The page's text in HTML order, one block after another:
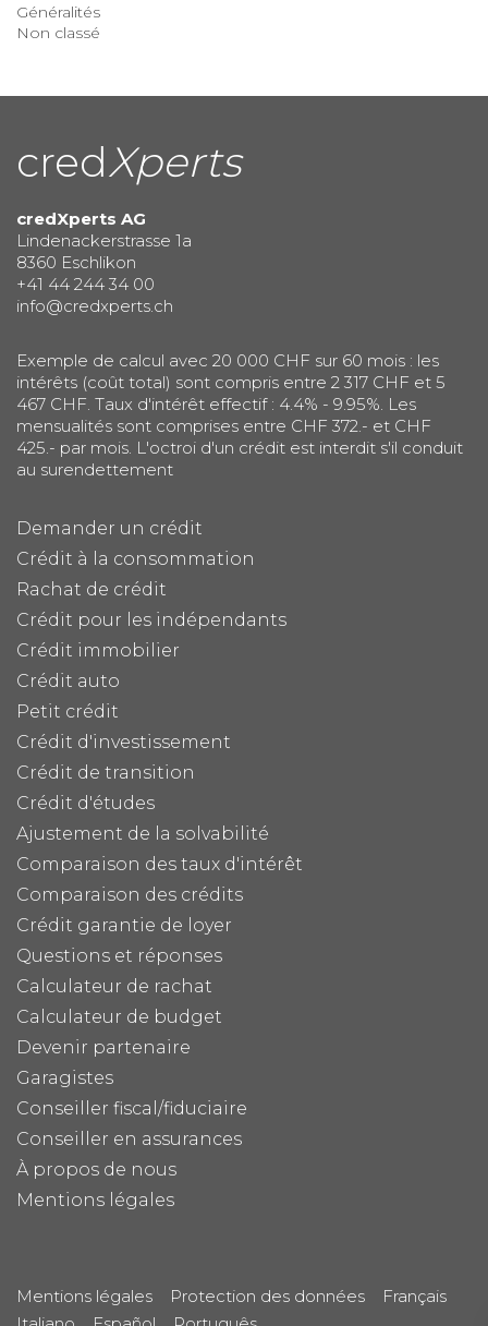
Généralités
Non classé
credXperts
credXperts AG
Lindenackerstrasse 1a
8360 Eschlikon
+41 44 244 34 00
info@credxperts.ch
Exemple de calcul avec 20 000 CHF sur 60 mois : les
intérêts (coût total) sont compris entre 2 317 CHF et 5
467 CHF. Taux d'intérêt effectif : 4.4% - 9.95%. Les
mensualités sont comprises entre CHF 372.- et CHF
425.- par mois. L'octroi d'un crédit est interdit s'il conduit
au surendettement
Demander un crédit
Crédit à la consommation
Rachat de crédit
Crédit pour les indépendants
Crédit immobilier
Crédit auto
Petit crédit
Crédit d'investissement
Crédit de transition
Crédit d'études
Ajustement de la solvabilité
Comparaison des taux d'intérêt
Comparaison des crédits
Crédit garantie de loyer
Questions et réponses
Calculateur de rachat
Calculateur de budget
Devenir partenaire
Garagistes
Conseiller fiscal/fiduciaire
Conseiller en assurances
À propos de nous
Mentions légales
Mentions légales Protection des données
Français